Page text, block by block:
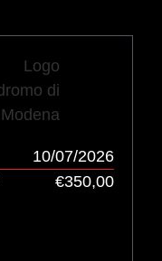
10/07/2026
€350,00